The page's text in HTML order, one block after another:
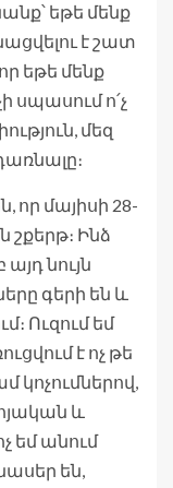
եթե մենք
է շատ
եթե մենք
սպասում ո՛չ
մեզ
որ մայիսի 28-
Ինձ
նույն
գերի են և
Ուզում եմ
է ոչ թե
կոչումներով,
և
եմ անում
են,